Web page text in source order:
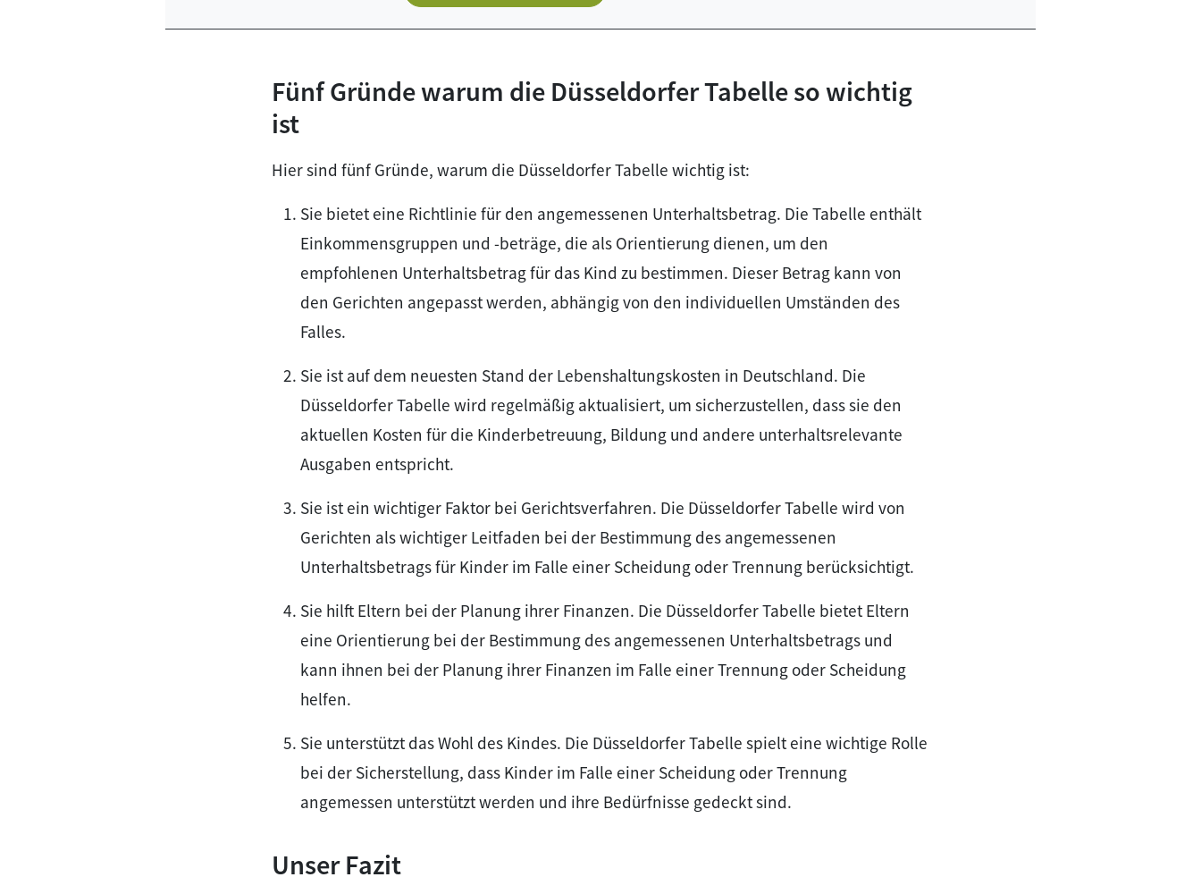
Fünf Gründe warum die Düsseldorfer Tabelle so wichtig
ist
Hier sind fünf Gründe, warum die Düsseldorfer Tabelle wichtig ist:
Sie bietet eine Richtlinie für den angemessenen Unterhaltsbetrag. Die Tabelle enthält
Einkommensgruppen und -beträge, die als Orientierung dienen, um den
empfohlenen Unterhaltsbetrag für das Kind zu bestimmen. Dieser Betrag kann von
den Gerichten angepasst werden, abhängig von den individuellen Umständen des
Falles.
Sie ist auf dem neuesten Stand der Lebenshaltungskosten in Deutschland. Die
Düsseldorfer Tabelle wird regelmäßig aktualisiert, um sicherzustellen, dass sie den
aktuellen Kosten für die Kinderbetreuung, Bildung und andere unterhaltsrelevante
Ausgaben entspricht.
Sie ist ein wichtiger Faktor bei Gerichtsverfahren. Die Düsseldorfer Tabelle wird von
Gerichten als wichtiger Leitfaden bei der Bestimmung des angemessenen
Unterhaltsbetrags für Kinder im Falle einer Scheidung oder Trennung berücksichtigt.
Sie hilft Eltern bei der Planung ihrer Finanzen. Die Düsseldorfer Tabelle bietet Eltern
eine Orientierung bei der Bestimmung des angemessenen Unterhaltsbetrags und
kann ihnen bei der Planung ihrer Finanzen im Falle einer Trennung oder Scheidung
helfen.
Sie unterstützt das Wohl des Kindes. Die Düsseldorfer Tabelle spielt eine wichtige Rolle
bei der Sicherstellung, dass Kinder im Falle einer Scheidung oder Trennung
angemessen unterstützt werden und ihre Bedürfnisse gedeckt sind.
Unser Fazit